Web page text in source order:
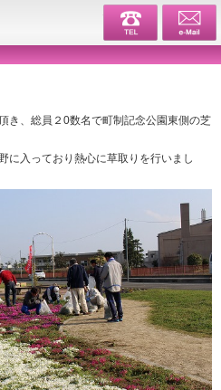
伊奈ライ
き、総員２0数名で町制記念公園東側の芝
に入っており熱心に草取りを行いまし